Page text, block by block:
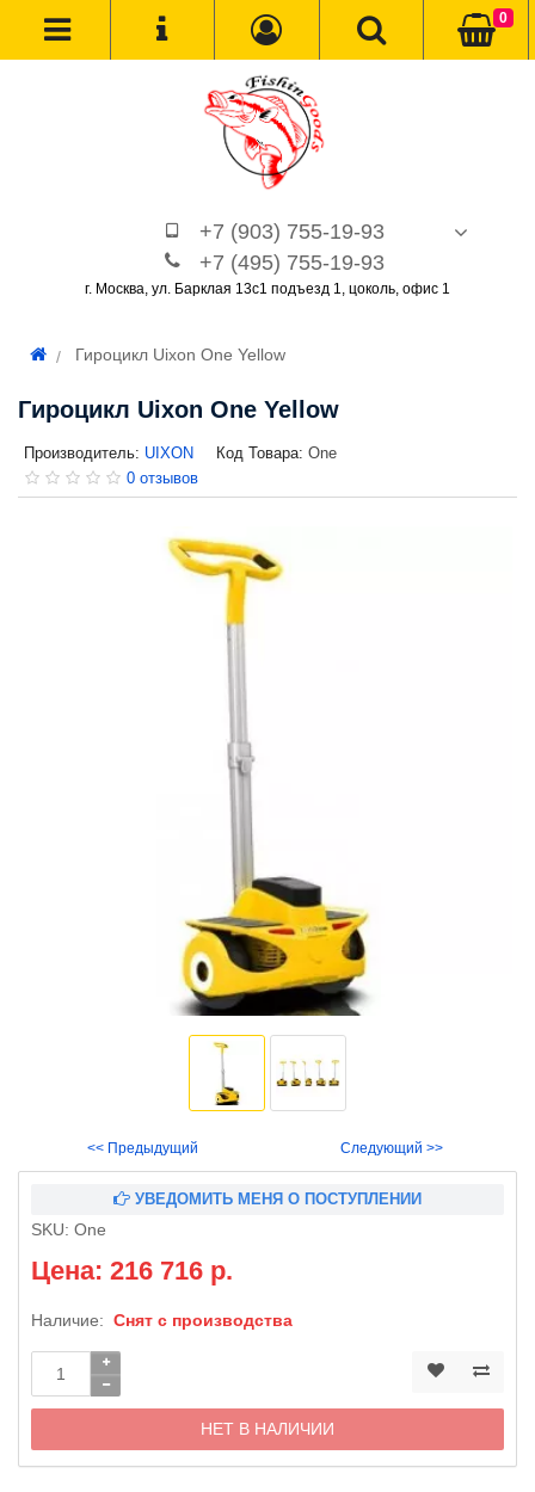
+7 (903) 755-19-93
+7 (495) 755-19-93
г. Москва, ул. Барклая 13с1 подъезд 1, цоколь, офис 1
0
Гироцикл Uixon One Yellow
Гироцикл Uixon One Yellow
Производитель: UIXON Код Товара: One
0 отзывов
<< Предыдущий Следующий >>
УВЕДОМИТЬ МЕНЯ О ПОСТУПЛЕНИИ
SKU: One
Цена: 216 716 р.
Наличие: Снят с производства
НЕТ В НАЛИЧИИ